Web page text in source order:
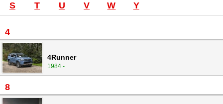
S
T U V W Y
4
4Runner
1984 -
8